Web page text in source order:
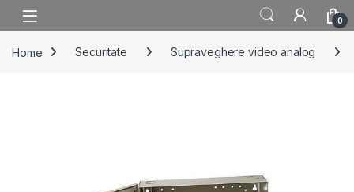
Skip to navigation
Skip to content
0
Home Securitate Supraveghere video analog